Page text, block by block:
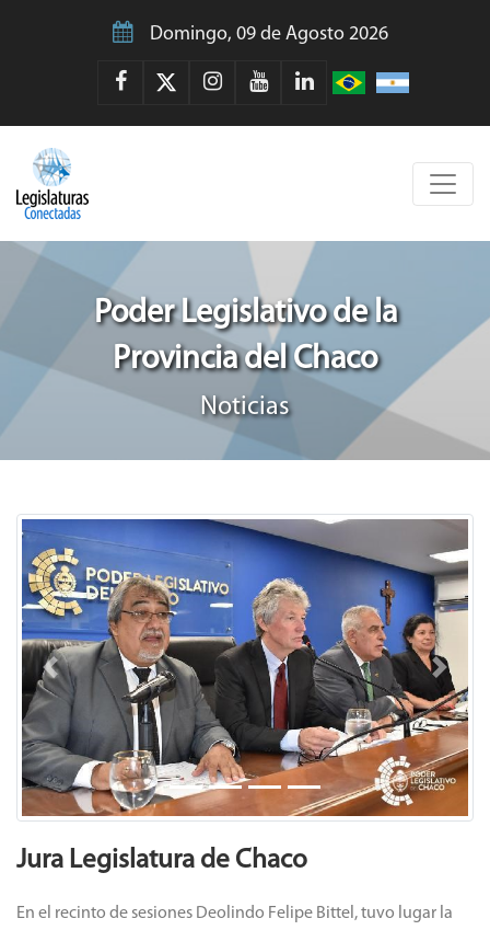
Domingo, 09 de Agosto 2026
Poder Legislativo de la
Provincia del Chaco
Noticias
Previous Next
Jura Legislatura de Chaco
En el recinto de sesiones Deolindo Felipe Bittel, tuvo lugar la